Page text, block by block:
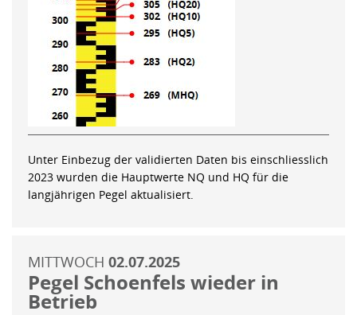
Unter Einbezug der validierten Daten bis einschliesslich
2023 wurden die Hauptwerte NQ und HQ für die
langjährigen Pegel aktualisiert.
MITTWOCH 02.07.2025
Pegel Schoenfels wieder in
Betrieb